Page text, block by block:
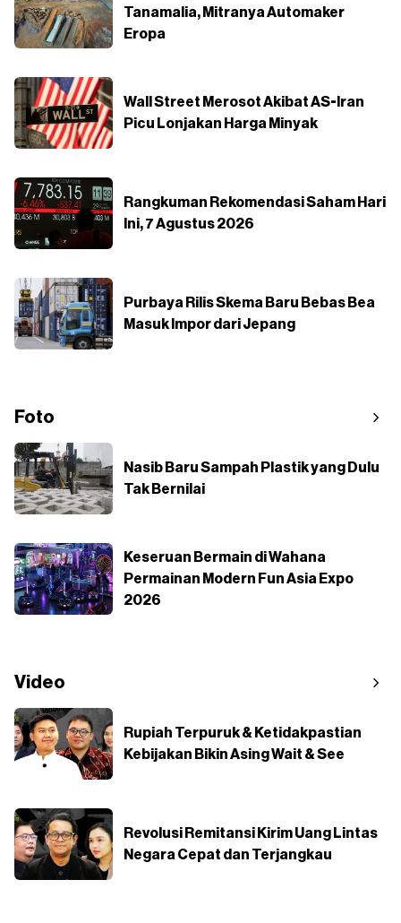
Tanamalia, Mitranya Automaker
Eropa
Wall Street Merosot Akibat AS-Iran
Picu Lonjakan Harga Minyak
Rangkuman Rekomendasi Saham Hari
Ini, 7 Agustus 2026
Purbaya Rilis Skema Baru Bebas Bea
Masuk Impor dari Jepang
Foto
Nasib Baru Sampah Plastik yang Dulu
Tak Bernilai
Keseruan Bermain di Wahana
Permainan Modern Fun Asia Expo
2026
Video
Rupiah Terpuruk & Ketidakpastian
Kebijakan Bikin Asing Wait & See
Revolusi Remitansi Kirim Uang Lintas
Negara Cepat dan Terjangkau